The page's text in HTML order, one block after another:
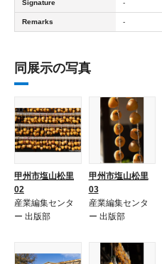
Signature -
Remarks -
同展示の写真
甲州市塩山松里
02
産業編集センタ
ー 出版部
甲州市塩山松里
03
産業編集センタ
ー 出版部